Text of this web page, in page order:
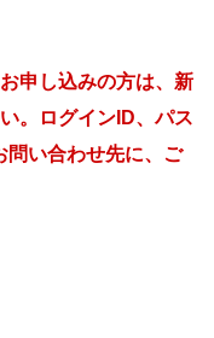
申し込みの方は、新
。ログインID、パス
問い合わせ先に、ご